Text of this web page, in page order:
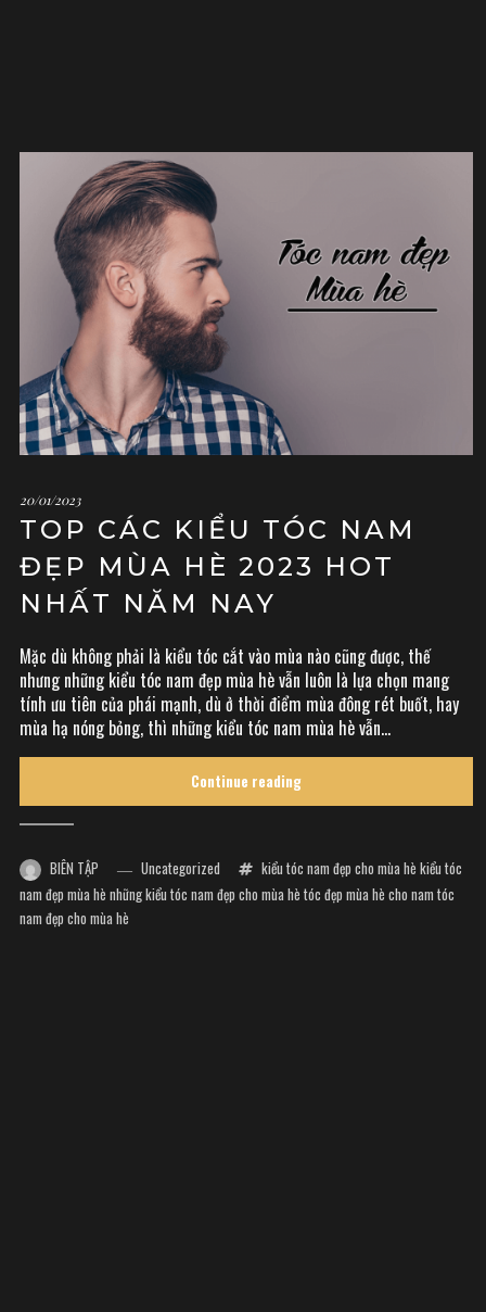
20/01/2023
TOP CÁC KIỂU TÓC NAM
ĐẸP MÙA HÈ 2023 HOT
NHẤT NĂM NAY
Mặc dù không phải là kiểu tóc cắt vào mùa nào cũng được, thế
nhưng những kiểu tóc nam đẹp mùa hè vẫn luôn là lựa chọn mang
tính ưu tiên của phái mạnh, dù ở thời điểm mùa đông rét buốt, hay
mùa hạ nóng bỏng, thì những kiểu tóc nam mùa hè vẫn...
Continue reading
BIÊN TẬP Uncategorized kiểu tóc nam đẹp cho mùa hè kiểu tóc
nam đẹp mùa hè những kiểu tóc nam đẹp cho mùa hè tóc đẹp mùa hè cho nam tóc
nam đẹp cho mùa hè